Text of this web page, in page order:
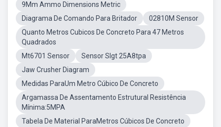
9Mm Ammo Dimensions Metric
Diagrama De Comando Para Britador
02810M Sensor
Quanto Metros Cubicos De Concreto Para 47 Metros
Quadrados
Mt6701 Sensor
Sensor Slgt 25A8tpa
Jaw Crusher Diagram
Medidas ParaUm Metro Cúbico De Concreto
Argamassa De Assentamento Estrutural Resistência
Mínima:5MPA
Tabela De Material ParaMetros Cúbicos De Concreto